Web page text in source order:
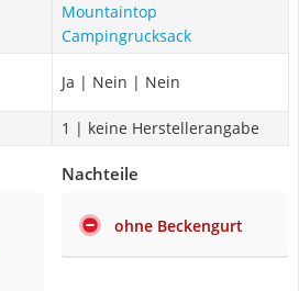
Mountaintop
Campingrucksack
Ja | Nein | Nein
1 | keine Herstellerangabe
Nachteile
ohne Beckengurt